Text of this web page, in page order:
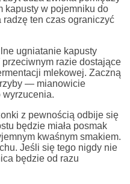
kapusty w pojemniku do
ten czas ograniczyć
ugniatanie kapusty
razie dostające
mlekowej. Zaczną
— mianowicie
z pewnością odbije się
będzie miała posmak
kwaśnym smakiem.
Jeśli się tego nigdy nie
będzie od razu